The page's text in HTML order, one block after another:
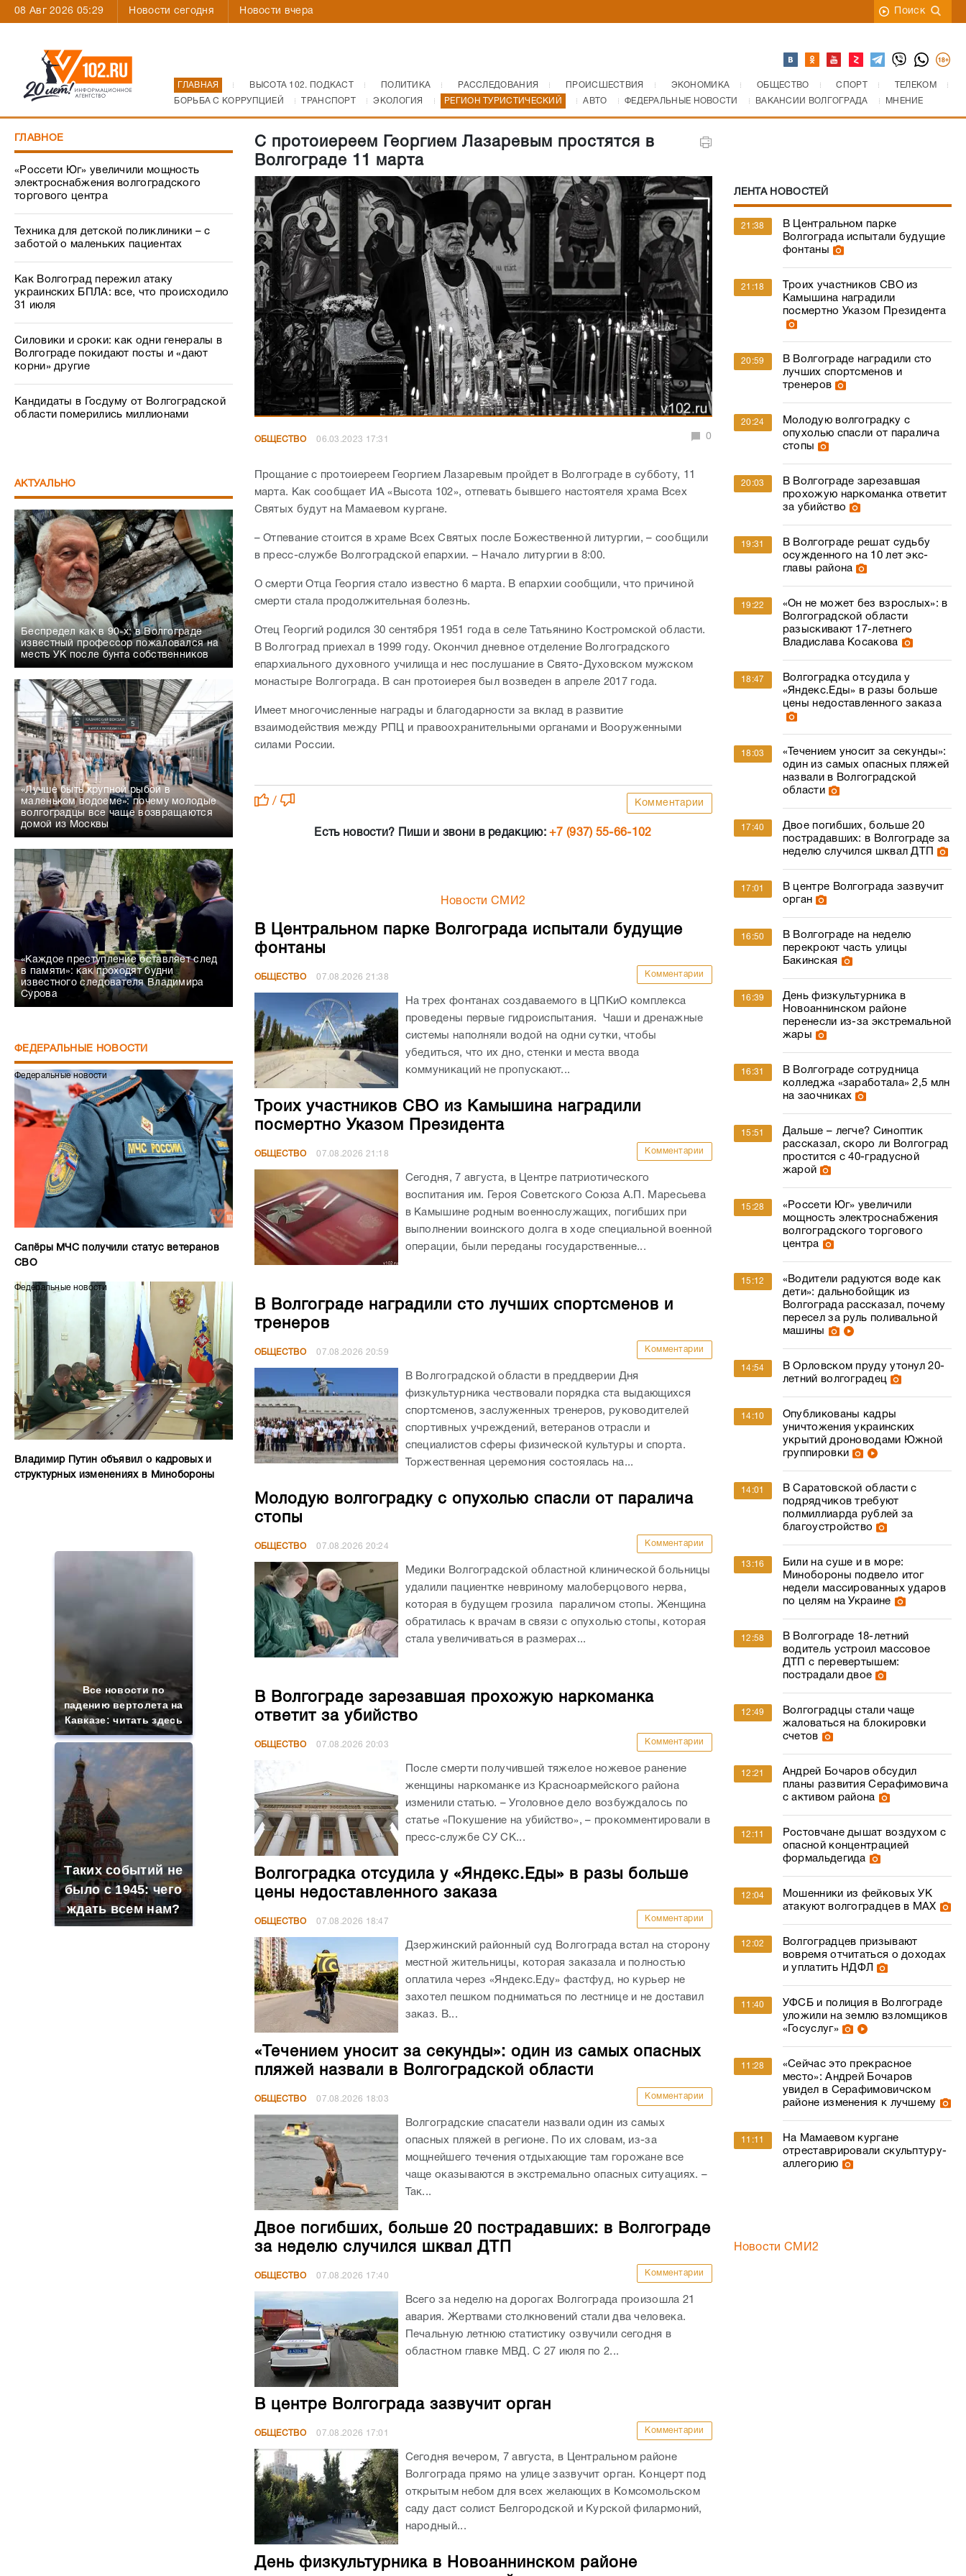
08 Авг 2026 05:29 Новости сегодня Новости вчера Поиск
ГЛАВНАЯ ВЫСОТА 102. ПОДКАСТ ПОЛИТИКА РАССЛЕДОВАНИЯ ПРОИСШЕСТВИЯ ЭКОНОМИКА ОБЩЕСТВО СПОРТ
ТЕЛЕКОМ
БОРЬБА С КОРРУПЦИЕЙ
ТРАНСПОРТ ЭКОЛОГИЯ РЕГИОН ТУРИСТИЧЕСКИЙ АВТО ФЕДЕРАЛЬНЫЕ НОВОСТИ ВАКАНСИИ ВОЛГОГРАДА МНЕНИЕ
ГЛАВНОЕ
«Россети Юг» увеличили мощность
электроснабжения волгоградского
торгового центра
Техника для детской поликлиники – с
заботой о маленьких пациентах
Как Волгоград пережил атаку
украинских БПЛА: все, что происходило
31 июля
Силовики и сроки: как одни генералы в
Волгограде покидают посты и «дают
корни» другие
Кандидаты в Госдуму от Волгоградской
области померились миллионами
АКТУАЛЬНО
Беспредел как в 90-х: в Волгограде
известный профессор пожаловался на
месть УК после бунта собственников
«Лучше быть крупной рыбой в
маленьком водоеме»: почему молодые
волгоградцы все чаще возвращаются
домой из Москвы
«Каждое преступление оставляет след
в памяти»: как проходят будни
известного следователя Владимира
Сурова
ФЕДЕРАЛЬНЫЕ НОВОСТИ
Федеральные новости
Сапёры МЧС получили статус ветеранов
СВО
Федеральные новости
Владимир Путин объявил о кадровых и
структурных изменениях в Минобороны
Все новости по
падению вертолета на
Кавказе: читать здесь
Таких событий не
было с 1945: чего
ждать всем нам?
С протоиереем Георгием Лазаревым простятся в
Волгограде 11 марта
ОБЩЕСТВО 06.03.2023 17:31 0
Прощание с протоиереем Георгием Лазаревым пройдет в Волгограде в субботу, 11
марта. Как сообщает ИА «Высота 102», отпевать бывшего настоятеля храма Всех
Святых будут на Мамаевом кургане.
– Отпевание стоится в храме Всех Святых после Божественной литургии, – сообщили
в пресс-службе Волгоградской епархии. – Начало литургии в 8:00.
О смерти Отца Георгия стало известно 6 марта. В епархии сообщили, что причиной
смерти стала продолжительная болезнь.
Отец Георгий родился 30 сентября 1951 года в селе Татьянино Костромской области.
В Волгоград приехал в 1999 году. Окончил дневное отделение Волгоградского
епархиального духовного училища и нес послушание в Свято-Духовском мужском
монастыре Волгограда. В сан протоиерея был возведен в апреле 2017 года.
Имеет многочисленные награды и благодарности за вклад в развитие
взаимодействия между РПЦ и правоохранительными органами и Вооруженными
силами России.
/ Комментарии
Есть новости? Пиши и звони в редакцию:+7 (937) 55-66-102
Новости СМИ2
В Центральном парке Волгограда испытали будущие
фонтаны
ОБЩЕСТВО 07.08.2026 21:38 Комментарии
На трех фонтанах создаваемого в ЦПКиО комплекса
проведены первые гидроиспытания. Чаши и дренажные
системы наполняли водой на одни сутки, чтобы
убедиться, что их дно, стенки и места ввода
коммуникаций не пропускают...
Троих участников СВО из Камышина наградили
посмертно Указом Президента
ОБЩЕСТВО 07.08.2026 21:18 Комментарии
Сегодня, 7 августа, в Центре патриотического
воспитания им. Героя Советского Союза А.П. Маресьева
в Камышине родным военнослужащих, погибших при
выполнении воинского долга в ходе специальной военной
операции, были переданы государственные...
В Волгограде наградили сто лучших спортсменов и
тренеров
ОБЩЕСТВО 07.08.2026 20:59 Комментарии
В Волгоградской области в преддверии Дня
физкультурника чествовали порядка ста выдающихся
спортсменов, заслуженных тренеров, руководителей
спортивных учреждений, ветеранов отрасли и
специалистов сферы физической культуры и спорта.
Торжественная церемония состоялась на...
Молодую волгоградку с опухолью спасли от паралича
стопы
ОБЩЕСТВО 07.08.2026 20:24 Комментарии
Медики Волгоградской областной клинической больницы
удалили пациентке невриному малоберцового нерва,
которая в будущем грозила параличом стопы. Женщина
обратилась к врачам в связи с опухолью стопы, которая
стала увеличиваться в размерах...
В Волгограде зарезавшая прохожую наркоманка
ответит за убийство
ОБЩЕСТВО 07.08.2026 20:03 Комментарии
После смерти получившей тяжелое ножевое ранение
женщины наркоманке из Красноармейского района
изменили статью. – Уголовное дело возбуждалось по
статье «Покушение на убийство», – прокомментировали в
пресс-службе СУ СК...
Волгоградка отсудила у «Яндекс.Еды» в разы больше
цены недоставленного заказа
ОБЩЕСТВО 07.08.2026 18:47 Комментарии
Дзержинский районный суд Волгограда встал на сторону
местной жительницы, которая заказала и полностью
оплатила через «Яндекс.Еду» фастфуд, но курьер не
захотел пешком подниматься по лестнице и не доставил
заказ. В...
«Течением уносит за секунды»: один из самых опасных
пляжей назвали в Волгоградской области
ОБЩЕСТВО 07.08.2026 18:03 Комментарии
Волгоградские спасатели назвали один из самых
опасных пляжей в регионе. По их словам, из-за
мощнейшего течения отдыхающие там горожане все
чаще оказываются в экстремально опасных ситуациях. –
Так...
Двое погибших, больше 20 пострадавших: в Волгограде
за неделю случился шквал ДТП
ОБЩЕСТВО 07.08.2026 17:40 Комментарии
Всего за неделю на дорогах Волгограда произошла 21
авария. Жертвами столкновений стали два человека.
Печальную летнюю статистику озвучили сегодня в
областном главке МВД. С 27 июля по 2...
В центре Волгограда зазвучит орган
ОБЩЕСТВО 07.08.2026 17:01 Комментарии
Сегодня вечером, 7 августа, в Центральном районе
Волгограда прямо на улице зазвучит орган. Концерт под
открытым небом для всех желающих в Комсомольском
саду даст солист Белгородской и Курской филармоний,
народный...
День физкультурника в Новоаннинском районе
ЛЕНТА НОВОСТЕЙ
21:38
В Центральном парке
Волгограда испытали будущие
фонтаны
21:18
Троих участников СВО из
Камышина наградили
посмертно Указом Президента
20:59
В Волгограде наградили сто
лучших спортсменов и
тренеров
20:24
Молодую волгоградку с
опухолью спасли от паралича
стопы
20:03
В Волгограде зарезавшая
прохожую наркоманка ответит
за убийство
19:31
В Волгограде решат судьбу
осужденного на 10 лет экс-
главы района
19:22
«Он не может без взрослых»: в
Волгоградской области
разыскивают 17-летнего
Владислава Косакова
18:47
Волгоградка отсудила у
«Яндекс.Еды» в разы больше
цены недоставленного заказа
18:03
«Течением уносит за секунды»:
один из самых опасных пляжей
назвали в Волгоградской
области
17:40
Двое погибших, больше 20
пострадавших: в Волгограде за
неделю случился шквал ДТП
17:01
В центре Волгограда зазвучит
орган
16:50
В Волгограде на неделю
перекроют часть улицы
Бакинская
16:39
День физкультурника в
Новоаннинском районе
перенесли из-за экстремальной
жары
16:31
В Волгограде сотрудница
колледжа «заработала» 2,5 млн
на заочниках
15:51
Дальше – легче? Синоптик
рассказал, скоро ли Волгоград
простится с 40-градусной
жарой
15:28
«Россети Юг» увеличили
мощность электроснабжения
волгоградского торгового
центра
15:12
«Водители радуются воде как
дети»: дальнобойщик из
Волгограда рассказал, почему
пересел за руль поливальной
машины
14:54
В Орловском пруду утонул 20-
летний волгоградец
14:10
Опубликованы кадры
уничтожения украинских
укрытий дроноводами Южной
группировки
14:01
В Саратовской области с
подрядчиков требуют
полмиллиарда рублей за
благоустройство
13:16
Били на суше и в море:
Минобороны подвело итог
недели массированных ударов
по целям на Украине
12:58
В Волгограде 18-летний
водитель устроил массовое
ДТП с перевертышем:
пострадали двое
12:49
Волгоградцы стали чаще
жаловаться на блокировки
счетов
12:21
Андрей Бочаров обсудил
планы развития Серафимовича
с активом района
12:11
Ростовчане дышат воздухом с
опасной концентрацией
формальдегида
12:04
Мошенники из фейковых УК
атакуют волгоградцев в МАХ
12:02
Волгоградцев призывают
вовремя отчитаться о доходах
и уплатить НДФЛ
11:40
УФСБ и полиция в Волгограде
уложили на землю взломщиков
«Госуслуг»
11:28
«Сейчас это прекрасное
место»: Андрей Бочаров
увидел в Серафимовичском
районе изменения к лучшему
11:11
На Мамаевом кургане
отреставрировали скульптуру-
аллегорию
Новости СМИ2